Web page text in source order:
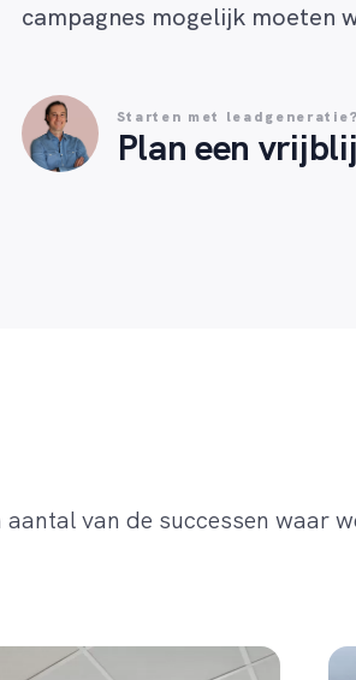
campagnes mogelijk moeten
Starten met leadgeneratie?
Plan een
van de successen waar